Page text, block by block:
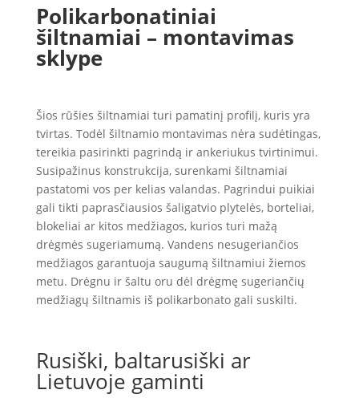
Polikarbonatiniai
šiltnamiai – montavimas
sklype
Šios rūšies šiltnamiai turi pamatinį profilį, kuris yra
tvirtas. Todėl šiltnamio montavimas nėra sudėtingas,
tereikia pasirinkti pagrindą ir ankeriukus tvirtinimui.
Susipažinus konstrukcija, surenkami šiltnamiai
pastatomi vos per kelias valandas. Pagrindui puikiai
gali tikti paprasčiausios šaligatvio plytelės, borteliai,
blokeliai ar kitos medžiagos, kurios turi mažą
drėgmės sugeriamumą. Vandens nesugeriančios
medžiagos garantuoja saugumą šiltnamiui žiemos
metu. Drėgnu ir šaltu oru dėl drėgmę sugeriančių
medžiagų šiltnamis iš polikarbonato gali suskilti.
Rusiški, baltarusiški ar
Lietuvoje gaminti